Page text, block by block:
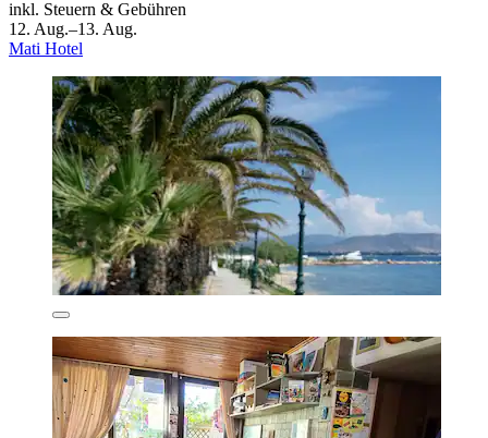
inkl. Steuern & Gebühren
12. Aug.–13. Aug.
Mati Hotel